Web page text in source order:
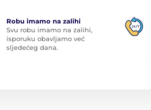
Robu imamo na zalihi
Svu robu imamo na zalihi,
isporuku obavljamo već
sljedećeg dana.